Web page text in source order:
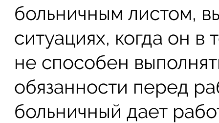
больничным листом,
ситуациях, когда он в
не способен
обязанности перед
больничный дает